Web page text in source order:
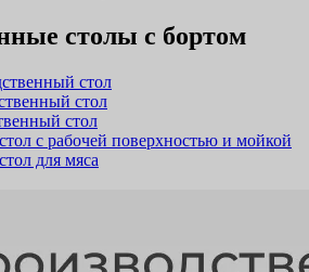
столы с бортом